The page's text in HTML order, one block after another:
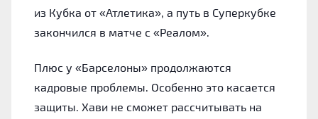
из Кубка от «Атлетика», а путь в Суперкубке
закончился в матче с «Реалом».
Плюс у «Барселоны» продолжаются
кадровые проблемы. Особенно это касается
защиты. Хави не сможет рассчитывать на